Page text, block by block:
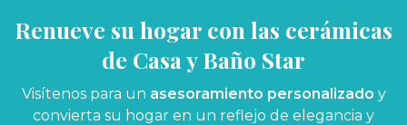
Renueve su hogar con las cerámicas
de Casa y Baño Star
Visítenos para un asesoramiento personalizado y
convierta su hogar en un reflejo de elegancia y